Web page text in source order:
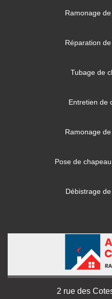
Ramonage
Réparation
Tubage de
Entretien de
Ramonage
Pose de
Débistrage
2 rue des